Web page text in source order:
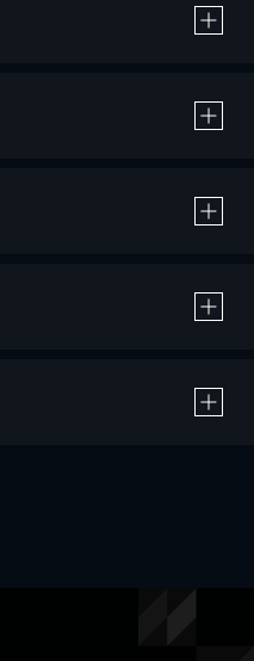
済による作品の購入 / レンタルです。